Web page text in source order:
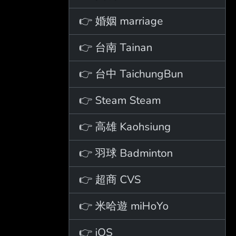
👉 婚姻 marriage
👉 台南 Tainan
👉 台中 TaichungBun
👉 Steam Steam
👉 高雄 Kaohsiung
👉 羽球 Badminton
👉 超商 CVS
👉 米哈遊 miHoYo
👉 iOS